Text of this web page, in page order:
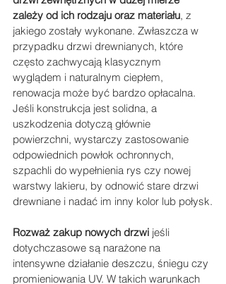
zależy od ich rodzaju oraz materiału, z
jakiego zostały wykonane. Zwłaszcza w
przypadku drzwi drewnianych, które
często zachwycają klasycznym
wyglądem i naturalnym ciepłem,
renowacja może być bardzo opłacalna.
Jeśli konstrukcja jest solidna, a
uszkodzenia dotyczą głównie
powierzchni, wystarczy zastosowanie
odpowiednich powłok ochronnych,
szpachli do wypełnienia rys czy nowej
warstwy lakieru, by odnowić stare drzwi
drewniane i nadać im inny kolor lub połysk.
Rozważ zakup nowych drzwi jeśli
dotychczasowe są narażone na
intensywne działanie deszczu, śniegu czy
promieniowania UV. W takich warunkach